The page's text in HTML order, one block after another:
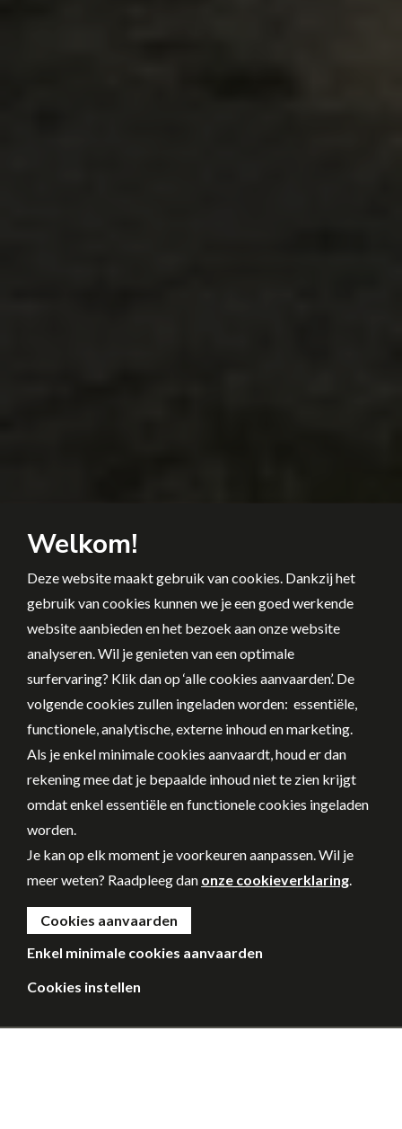
Welkom!
Deze website maakt gebruik van cookies. Dankzij het
gebruik van cookies kunnen we je een goed werkende
website aanbieden en het bezoek aan onze website
analyseren. Wil je genieten van een optimale
surfervaring? Klik dan op ‘alle cookies aanvaarden’. De
volgende cookies zullen ingeladen worden: essentiële,
functionele, analytische, externe inhoud en marketing.
Als je enkel minimale cookies aanvaardt, houd er dan
rekening mee dat je bepaalde inhoud niet te zien krijgt
omdat enkel essentiële en functionele cookies ingeladen
worden.
Je kan op elk moment je voorkeuren aanpassen. Wil je
meer weten? Raadpleeg dan onze cookieverklaring.
Cookies aanvaarden
Enkel minimale cookies aanvaarden
Cookies instellen